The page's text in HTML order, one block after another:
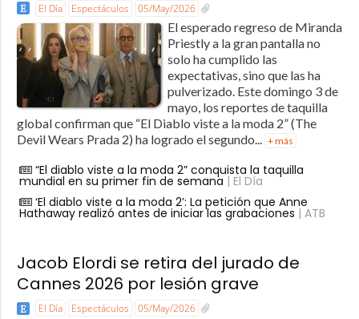
El Día Espectáculos 05/May/2026
El esperado regreso de Miranda
Priestly a la gran pantalla no
solo ha cumplido las
expectativas, sino que las ha
pulverizado. Este domingo 3 de
mayo, los reportes de taquilla
global confirman que “El Diablo viste a la moda 2” (The
Devil Wears Prada 2) ha logrado el segundo... + más
“El diablo viste a la moda 2” conquista la taquilla
mundial en su primer fin de semana | El Día
‘El diablo viste a la moda 2’: La petición que Anne
Hathaway realizó antes de iniciar las grabaciones | ATB
Jacob Elordi se retira del jurado de
Cannes 2026 por lesión grave
El Día Espectáculos 05/May/2026